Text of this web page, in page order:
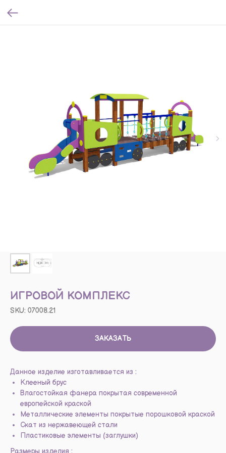
ИГРОВОЙ КОМПЛЕКС
SKU: 07008.21
ЗАКАЗАТЬ
Данное изделие изготавливается из :
Клееный брус
Влагостойкая фанера покрытая современной
европейской краской
Металлические элементы покрытые порошковой краской
Скат из нержавеющей стали
Пластиковые элементы (заглушки)
Размеры изделия :